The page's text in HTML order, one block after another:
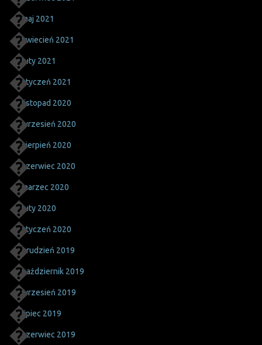
maj 2021
kwiecień 2021
luty 2021
styczeń 2021
listopad 2020
wrzesień 2020
sierpień 2020
czerwiec 2020
marzec 2020
luty 2020
styczeń 2020
grudzień 2019
październik 2019
wrzesień 2019
lipiec 2019
czerwiec 2019